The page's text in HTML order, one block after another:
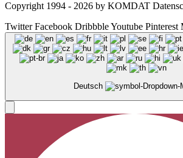
Copyright 1994 - 2026 by KOMDAT
Twitter Facebook DribbbleYoutube Pinterest
Deutsch